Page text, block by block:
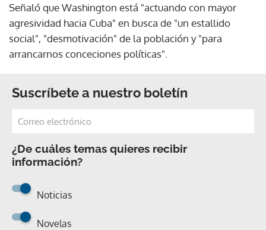
Señaló que Washington está "actuando con mayor
agresividad hacia Cuba" en busca de "un estallido
social", "desmotivación" de la población y "para
arrancarnos conceciones políticas".
Suscríbete a nuestro boletín
¿De cuáles temas quieres recibir
información?
Noticias
Novelas